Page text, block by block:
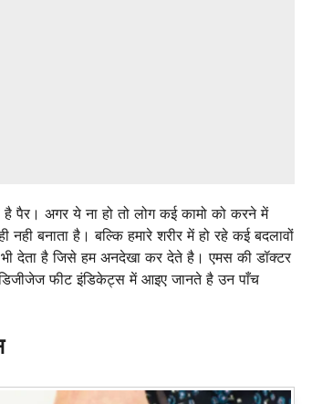
है पैर। अगर ये ना हो तो लोग कई कामो को करने में
बनाता है। बल्कि हमारे शरीर में हो रहे कई बदलावों
देता है जिसे हम अनदेखा कर देते है। एमस की डॉक्टर
डिजीजेज फीट इंडिकेट्स में आइए जानते है उन पाँच